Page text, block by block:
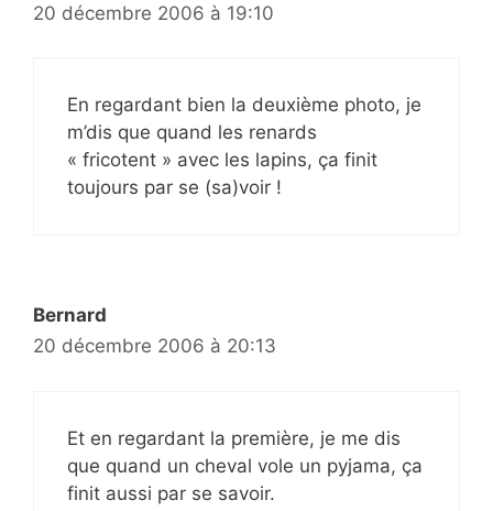
20 décembre 2006 à 19:10
En regardant bien la deuxième photo, je
m’dis que quand les renards
« fricotent » avec les lapins, ça finit
toujours par se (sa)voir !
Bernard
20 décembre 2006 à 20:13
Et en regardant la première, je me dis
que quand un cheval vole un pyjama, ça
finit aussi par se savoir.